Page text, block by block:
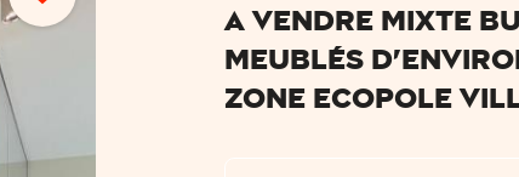
A VENDRE MIXTE
MEUBLÉS
ZONE ECOPOLE